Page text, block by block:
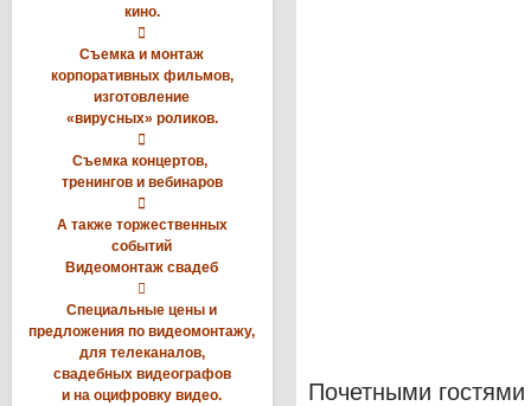
кино.

Съемка и монтаж
корпоративных фильмов,
изготовление
«вирусных» роликов.

Съемка концертов,
тренингов и вебинаров

А также торжественных
событий
Видеомонтаж свадеб

Специальные цены и
предложения по видеомонтажу,
для телеканалов,
свадебных видеографов
и на оцифровку видео.
Почетными